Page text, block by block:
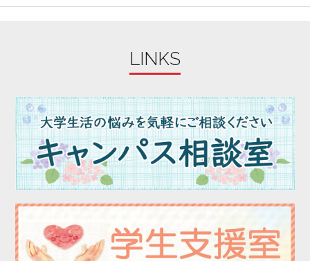
2023年05月
2023年04月
2023年03月
2023年02月
2023年01月
2022年12月
2022年11月
2022年10月
LINKS